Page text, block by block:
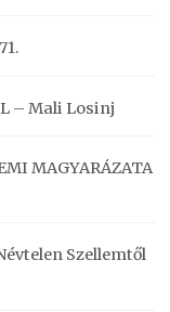
– Mali Losinj
MAGYARÁZATA
Szellemtől